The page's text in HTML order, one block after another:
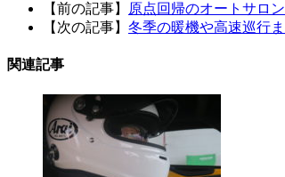
【前の記事】
原点回帰のオートサロ
【次の記事】 冬季の暖機や高速巡行
関連記事